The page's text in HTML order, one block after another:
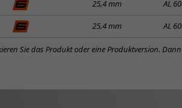
25,4 mm AL
25,4 mm AL
Sie das Produkt oder eine Produktversion.